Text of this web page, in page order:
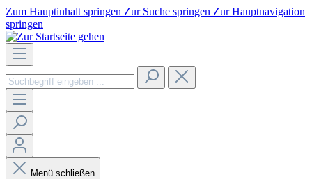
Zum Hauptinhalt springen Zur Suche springen Zur Hauptnavigation
springen
Menü schließen